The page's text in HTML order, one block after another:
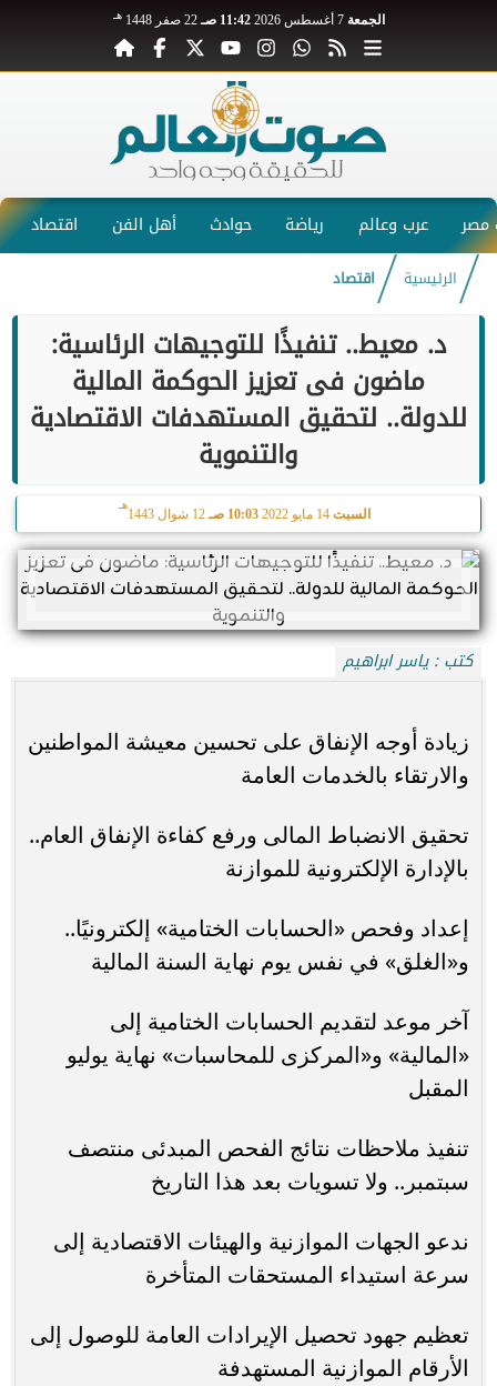
الجمعة 7 أغسطس 2026 11:42 صـ 22 صفر 1448 هـ
عرب وعالم رياضة حوادث أهل الفن اقتصاد
الرئيسية اقتصاد
د. معيط.. تنفيذًا للتوجيهات الرئاسية:
ماضون فى تعزيز الحوكمة المالية
للدولة.. لتحقيق المستهدفات الاقتصادية
والتنموية
السبت 14 مايو 2022 10:03 صـ 12 شوال 1443
هـ
كتب : ياسر ابراهيم
زيادة أوجه الإنفاق على تحسين معيشة المواطنين
والارتقاء بالخدمات العامة
تحقيق الانضباط المالى ورفع كفاءة الإنفاق العام..
بالإدارة الإلكترونية للموازنة
إعداد وفحص «الحسابات الختامية» إلكترونيًا..
و«الغلق» في نفس يوم نهاية السنة المالية
آخر موعد لتقديم الحسابات الختامية إلى
«المالية» و«المركزى للمحاسبات» نهاية يوليو
المقبل
تنفيذ ملاحظات نتائج الفحص المبدئى منتصف
سبتمبر.. ولا تسويات بعد هذا التاريخ
ندعو الجهات الموازنية والهيئات الاقتصادية إلى
سرعة استيداء المستحقات المتأخرة
تعظيم جهود تحصيل الإيرادات العامة للوصول إلى
الأرقام الموازنية المستهدفة